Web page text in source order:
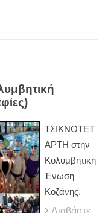
ΤΣΙΚΝΟΤΕΤ
ΑΡΤΗ στην
Κολυμβητική
Ένωση
Κοζάνης.
Διαβάστε